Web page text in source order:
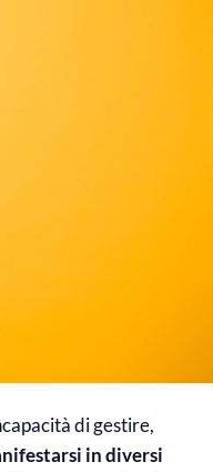
di gestire,
in diversi